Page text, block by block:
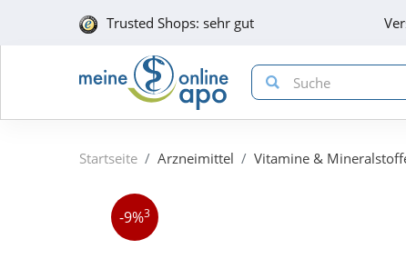
Trusted Shops: sehr gut
Startseite Arzneimittel Vitamine &
-9%3